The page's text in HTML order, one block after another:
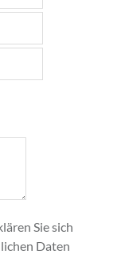
Sie sich
Daten